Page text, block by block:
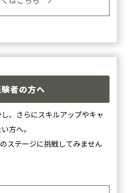
者の方へ
、さらにスキルアップやキャ
方へ。
ステージに挑戦してみません